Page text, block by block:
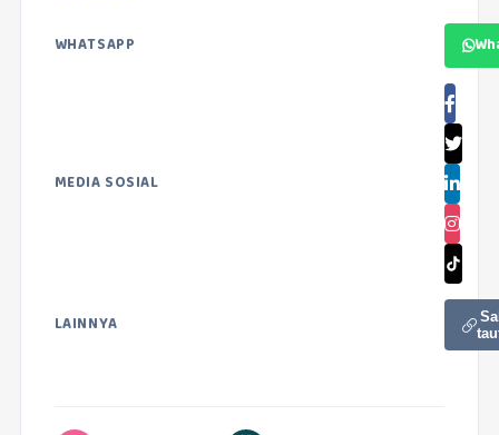
WHATSAPP
MEDIA SOSIAL
LAINNYA